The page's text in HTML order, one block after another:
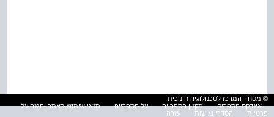
© מטח - המרכז לטכנולוגיה חינוכית
אינדקס הספרים
תקנון הספרייה על הספרייה
תנאי שימוש באתר והגנה על
פרטיות
הסדרי נגישות עזרה